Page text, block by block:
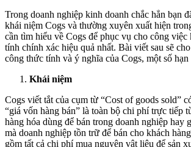
Là
Gì?
Công
Thức
Tính
Ý
Của
Cogs
Trong doanh nghiệp kinh doanh chắc hẳn bạn
khái niệm Cogs và thường xuyên xuất hiện
cần tìm hiểu về Cogs để phục vụ cho công việc
tính chính xác hiệu quả nhất. Bài viết sau sẽ
công thức tính và ý nghĩa của Cogs, một số hạn
Khái niệm
Cogs viết tắt của cụm từ “Cost of goods sold”
“giá vốn hàng bán” là toàn bộ chi phí trực tiếp
hàng hóa dùng để bán trong doanh nghiệp hay
mà doanh nghiệp tồn trữ để bán cho khách
gồm tất cả chi phí mua nguyên vật liệu để sản